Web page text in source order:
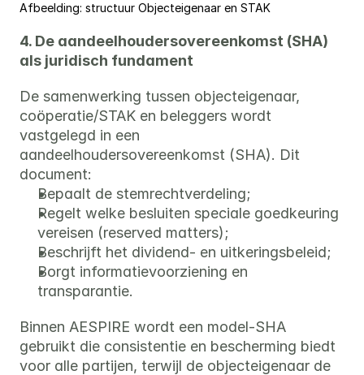
Afbeelding: structuur Objecteigenaar en STAK
4. De aandeelhoudersovereenkomst (SHA)
als juridisch fundament
De samenwerking tussen objecteigenaar,
coöperatie/STAK en beleggers wordt
vastgelegd in een
aandeelhoudersovereenkomst (SHA). Dit
document:
Bepaalt de stemrechtverdeling;
Regelt welke besluiten speciale goedkeuring
vereisen (reserved matters);
Beschrijft het dividend- en uitkeringsbeleid;
Borgt informatievoorziening en
transparantie.
Binnen AESPIRE wordt een model-SHA
gebruikt die consistentie en bescherming biedt
voor alle partijen, terwijl de objecteigenaar de